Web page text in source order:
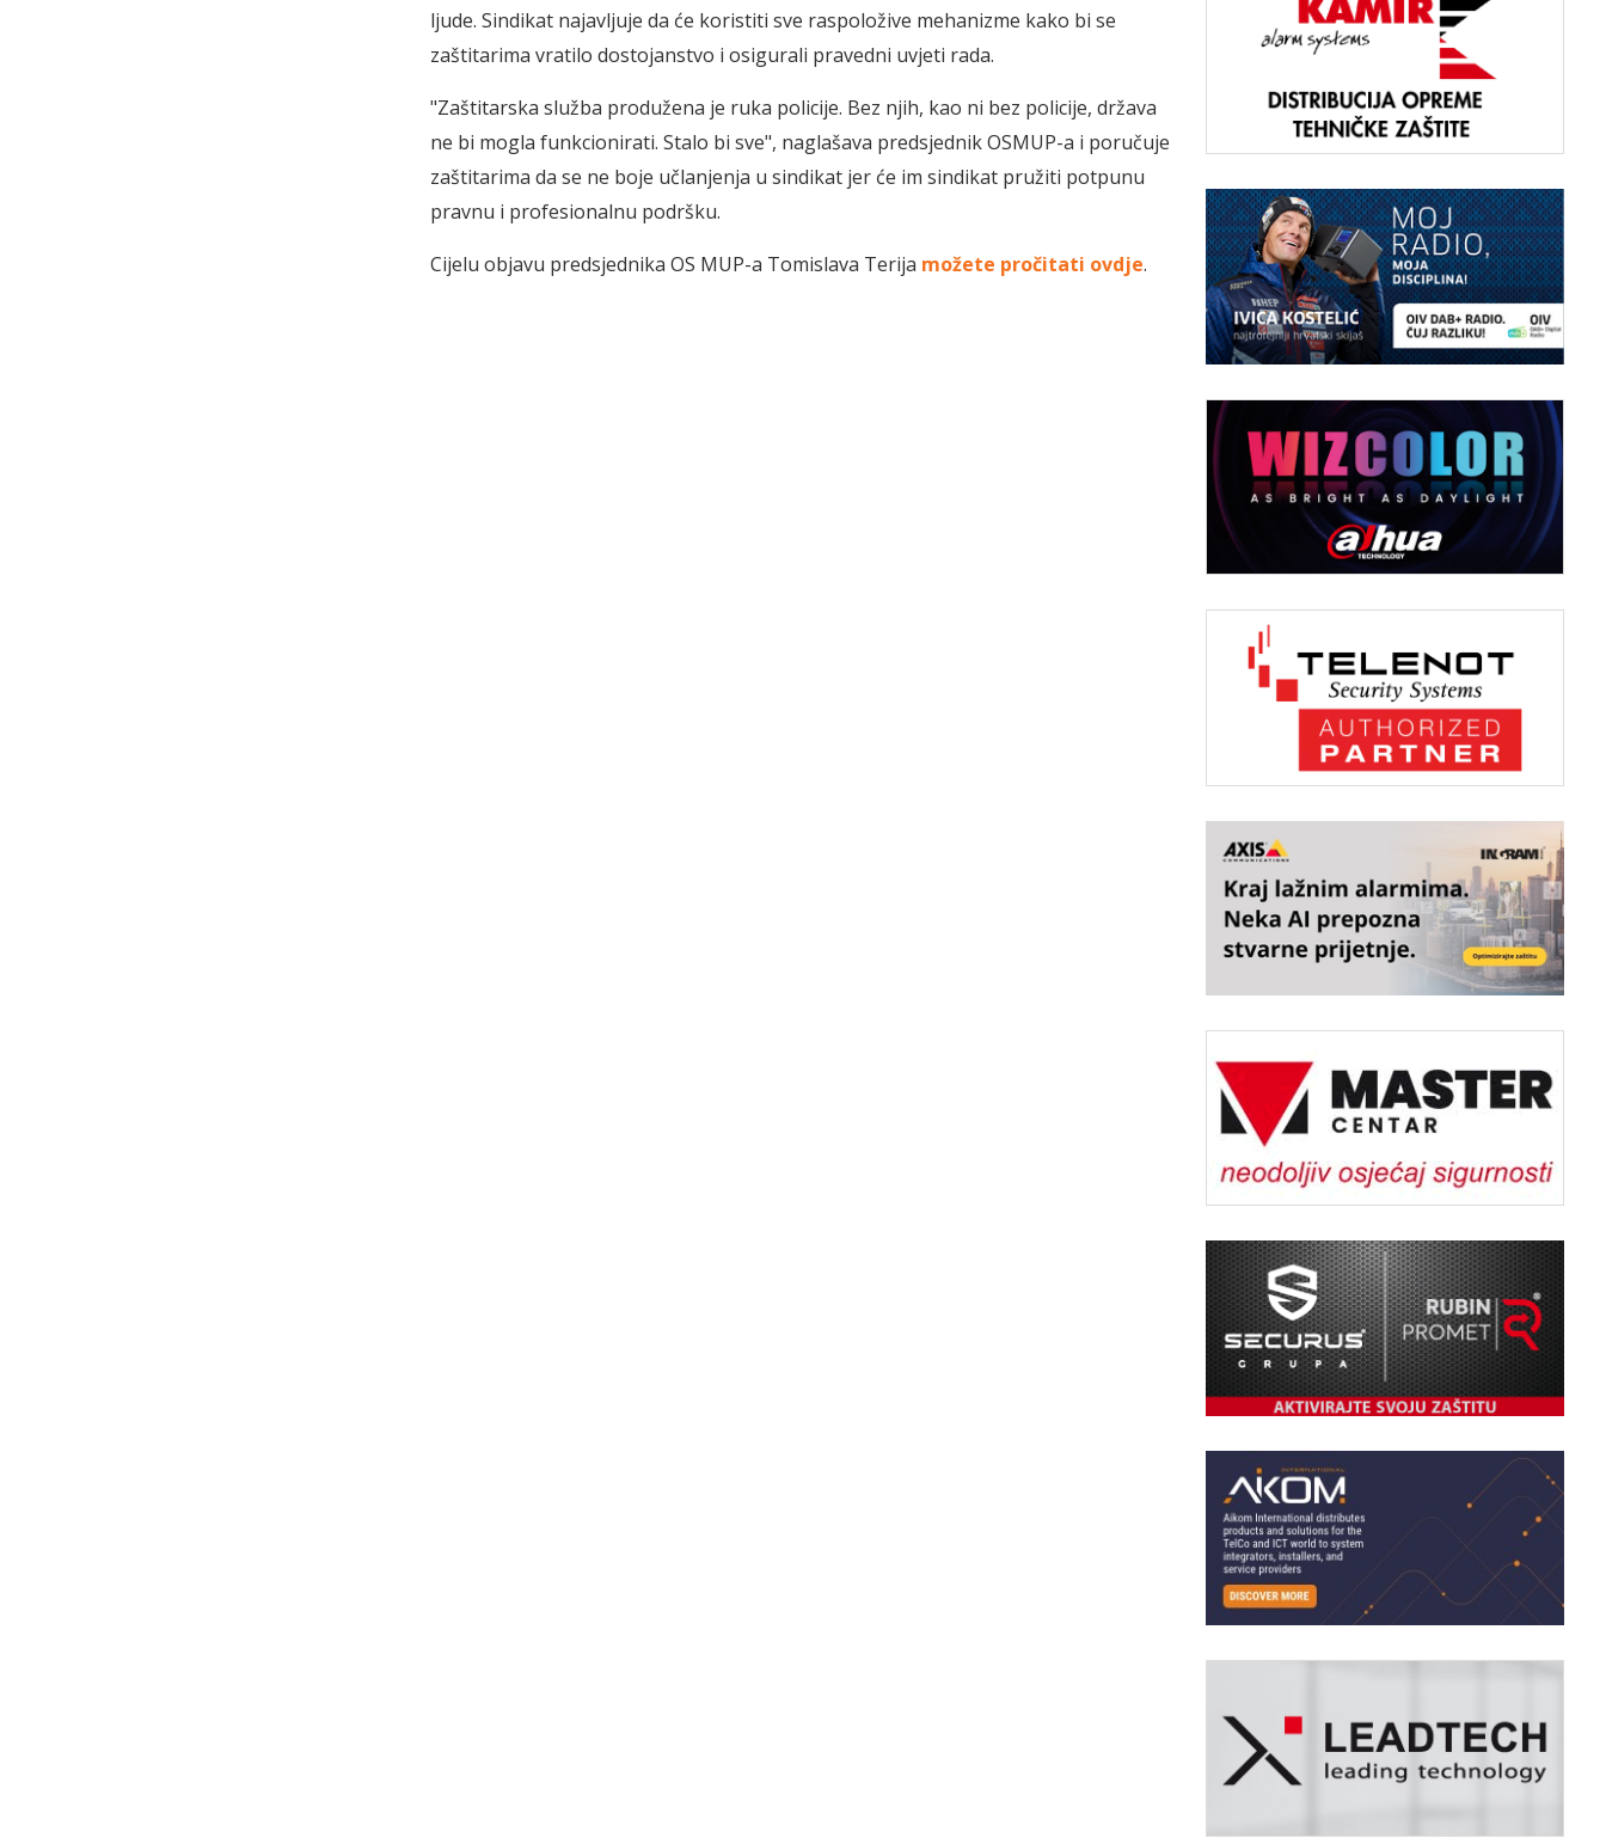
ljude. Sindikat najavljuje da će koristiti sve raspoložive mehanizme kako bi se
zaštitarima vratilo dostojanstvo i osigurali pravedni uvjeti rada.
"Zaštitarska služba produžena je ruka policije. Bez njih, kao ni bez policije, država
ne bi mogla funkcionirati. Stalo bi sve", naglašava predsjednik OSMUP-a i poručuje
zaštitarima da se ne boje učlanjenja u sindikat jer će im sindikat pružiti potpunu
pravnu i profesionalnu podršku.
Cijelu objavu predsjednika OS MUP-a Tomislava Terija možete pročitati ovdje.